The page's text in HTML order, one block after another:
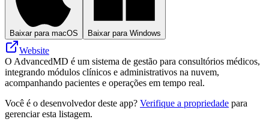
Baixar para macOS Baixar para Windows
Website
O AdvancedMD é um sistema de gestão para consultórios médicos,
integrando módulos clínicos e administrativos na nuvem,
acompanhando pacientes e operações em tempo real.
Você é o desenvolvedor deste app? Verifique a propriedade para
gerenciar esta listagem.